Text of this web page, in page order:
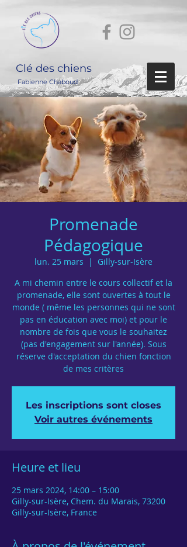
Clé des chiens
Fabienne Chaboud
Promenade
Pédagogique
lun. 25 mars
  |
Gilly-sur-Isère
A mi chemin entre le cours collectif et la
promenade, elle sont ouvertes à tout le
monde ( même les personnes qui ne sont
pas en éducation avec moi) et pour le
nombre de fois que vous le souhaitez
(pas d'engagement sur l'année). Sous
réserve d'acceptation du chien fonction
de mes critères
Les inscriptions sont closes
Voir autres événements
Heure et lieu
25 mars 2024, 14:00 – 15:00
Gilly-sur-Isère, Chem. du Marais, 73200
Gilly-sur-Isère, France